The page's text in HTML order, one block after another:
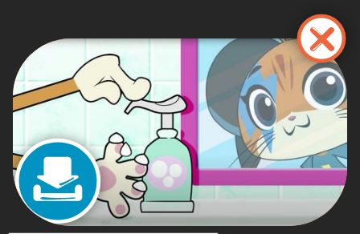
atla